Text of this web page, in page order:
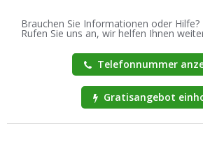
Brauchen Sie Informationen oder Hilfe?
Rufen Sie uns an, wir helfen Ihnen
Telefonnummer
Gratisangebot